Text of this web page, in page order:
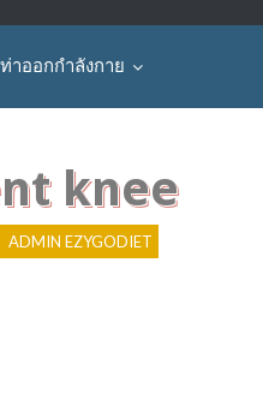
ท่าออกกำลังกาย
knee
ADMIN EZYGODIET